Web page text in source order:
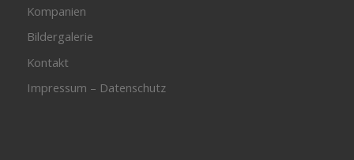
Kompanien
Bildergalerie
Kontakt
Impressum – Datenschutz